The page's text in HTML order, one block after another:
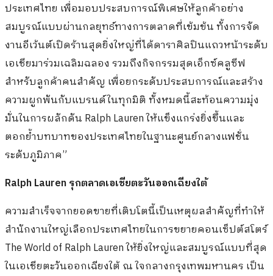
ประเทศไทย เพื่อมอบประสบการณ์พิเศษให้ลูกค้าอย่าง
สมบูรณ์แบบผ่านกลยุทธ์ทางการตลาดที่เข้มข้น ทั้งการจัด
งานอีเว้นต์เปิดร้านสุดยิ่งใหญ่ที่ได้ดาราศิลปินแถวหน้าระดับ
เอเชียมาร่วมเฉลิมฉลอง รวมถึงกิจกรรมสุดเอ็กซ์คลูซีฟ
สำหรับลูกค้าคนสำคัญ เพื่อยกระดับประสบการณ์และสร้าง
ความผูกพันกับแบรนด์ในทุกมิติ ทั้งหมดนี้สะท้อนความมุ่ง
มั่นในการผลักดัน Ralph Lauren ให้แข็งแกร่งยิ่งขึ้นและ
ตอกย้ำบทบาทของประเทศไทยในฐานะศูนย์กลางแฟชั่น
ระดับภูมิภาค”
Ralph Laurenรุกตลาดเอเชียตะวันออกเฉียงใต้
ความสำเร็จจากยอดขายที่เติบโตนี้เป็นเหตุผลสำคัญที่ทำให้
สำนักงานใหญ่เลือกประเทศไทยในการขยายคอนเซ็ปต์สโตร์
The World of Ralph Lauren ให้ยิ่งใหญ่และสมบูรณ์แบบที่สุด
ในเอเชียตะวันออกเฉียงใต้ ณ ใจกลางกรุงเทพมหานคร เป็น